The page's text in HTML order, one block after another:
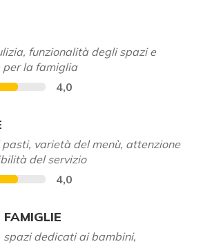
funzionalità degli spazi e
per la famiglia
4,0
varietà del menù, attenzione
del servizio
4,0
FAMIGLIE
spazi dedicati ai bambini,